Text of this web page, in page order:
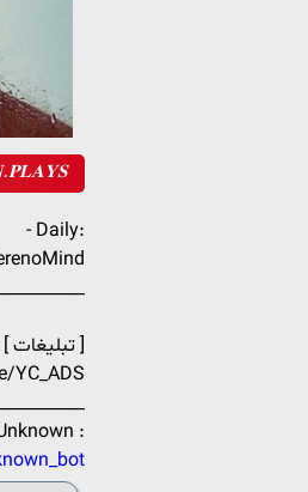
- Daily:
- Ads [ تبلیغات ]
YC_ADS
: